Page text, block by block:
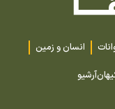
انسان و زمین
آرشیو